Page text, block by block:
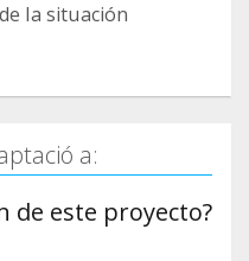
la situación
a:
de este proyecto?